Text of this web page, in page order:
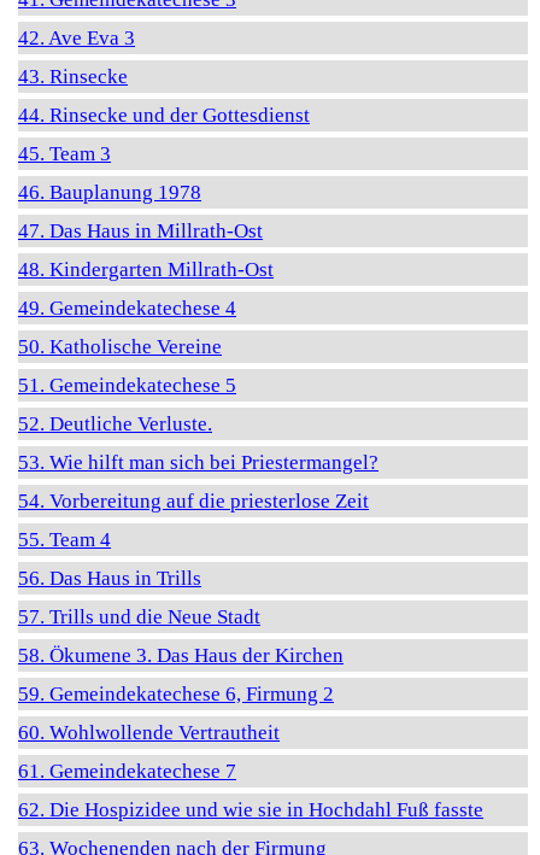
42. Ave Eva 3
43. Rinsecke
44. Rinsecke und der Gottesdienst
45. Team 3
46. Bauplanung 1978
47. Das Haus in Millrath-Ost
48. Kindergarten Millrath-Ost
49. Gemeindekatechese 4
50. Katholische Vereine
51. Gemeindekatechese 5
52. Deutliche Verluste.
53. Wie hilft man sich bei Priestermangel?
54. Vorbereitung auf die priesterlose Zeit
55. Team 4
56. Das Haus in Trills
57. Trills und die Neue Stadt
58. Ökumene 3. Das Haus der Kirchen
59. Gemeindekatechese 6, Firmung 2
60. Wohlwollende Vertrautheit
61. Gemeindekatechese 7
62. Die Hospizidee und wie sie in Hochdahl Fuß fasste
63. Wochenenden nach der Firmung